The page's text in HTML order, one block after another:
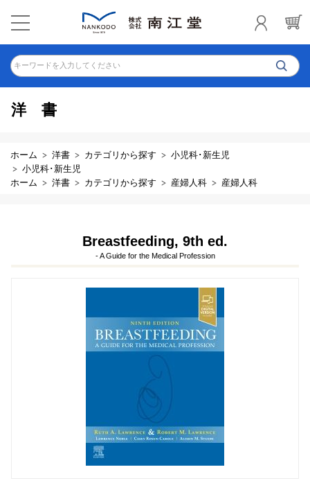
キーワードを入力してください
洋書
ホーム 洋書 カテゴリから探す
小児科･新生児
小児科･新生児
ホーム
洋書 カテゴリから探す 産婦人科 産婦人科
Breastfeeding, 9th ed.
- A Guide for the Medical Profession